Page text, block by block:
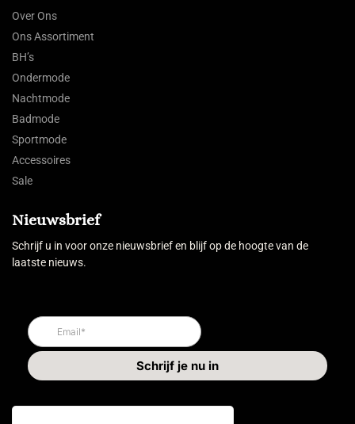
Over Ons
Ons Assortiment
BH’s
Ondermode
Nachtmode
Badmode
Sportmode
Accessoires
Sale
Nieuwsbrief
Schrijf u in voor onze nieuwsbrief en blijf op de hoogte van de
laatste nieuws.